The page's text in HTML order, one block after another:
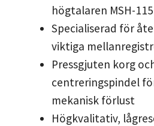
högtalaren MSH-115
Specialiserad för
viktiga
Pressgjuten korg
centreringspindel
mekanisk förlust
Högkvalitativ,